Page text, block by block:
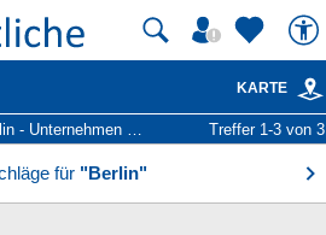
KARTE
Unternehmen und Personen Treffer 1-3 von 3
für "Berlin"